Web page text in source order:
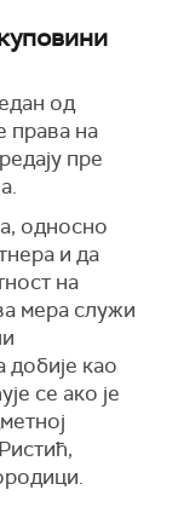
од
права на
пре
односно
и да
на
мера служи
добије као
се ако је